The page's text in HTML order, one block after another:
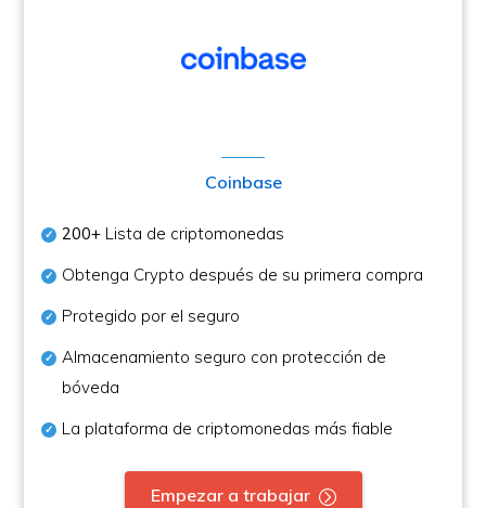
Coinbase
200+ Lista de criptomonedas
Obtenga Crypto después de su primera compra
Protegido por el seguro
Almacenamiento seguro con protección de
bóveda
La plataforma de criptomonedas más fiable
Empezar a trabajar